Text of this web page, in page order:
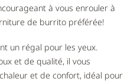
à vous enrouler à
de burrito préférée!
un régal pour les yeux.
et de qualité, il vous
et de confort, idéal pour